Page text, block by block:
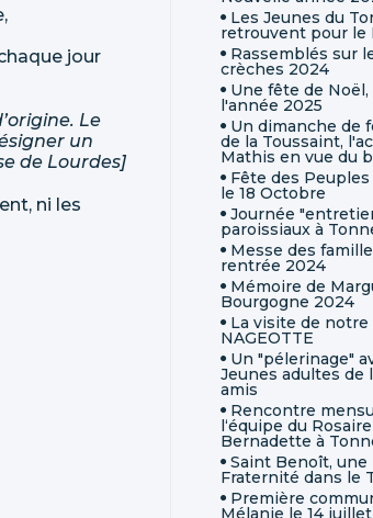
jour
Le
un
de Lourdes]
ni les
Les Jeunes du
retrouvent pour le
Rassemblés sur
crèches 2024
Une fête de
l'année 2025
Un dimanche de
de la Toussaint,
Mathis en vue du
Fête des
le 18 Octobre
Journée
paroissiaux à
Messe des
rentrée 2024
Mémoire de
Bourgogne 2024
La visite de notre
NAGEOTTE
Un "pélerinage"
Jeunes adultes de
amis
Rencontre
l‘équipe du
Bernadette à
Saint Benoît, une
Fraternité dans le
Première
Mélanie le 14